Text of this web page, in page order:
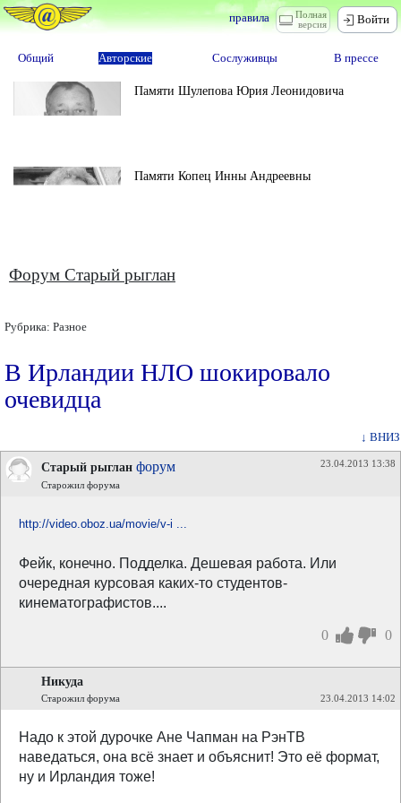
Полная
версия
правила Войти
Общий Авторские Сослуживцы В прессе
Памяти Шулепова Юрия Леонидовича
Памяти Копец Инны Андреевны
Форум Старый рыглан
Рубрика: Разное
В Ирландии НЛО шокировало
очевидца
↓ ВНИЗ
Старый рыглан форум
Старожил форума
23.04.2013 13:38
http://video.oboz.ua/movie/v-i ...
Фейк, конечно. Подделка. Дешевая работа. Или
очередная курсовая каких-то студентов-
кинематографистов....
0 0
Никуда
Старожил форума 23.04.2013 14:02
Надо к этой дурочке Ане Чапман на РэнТВ
наведаться, она всё знает и объяснит! Это её формат,
ну и Ирландия тоже!